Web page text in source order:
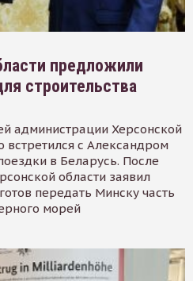
предложили
строительства
администрации Херсонской
с Александром
в Беларусь. После
области заявил
передать Минску часть
морей